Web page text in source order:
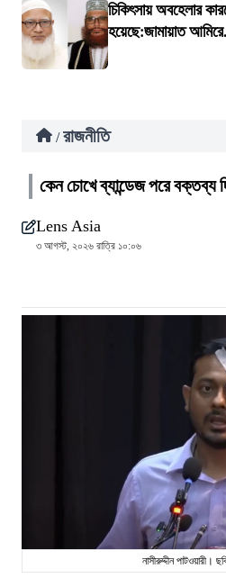
চিকিৎসায় অবহেলার
হয়েছে:জামায়াত
/ রাজনীতি
কেন চোখে ব্যান্ডেজ পরে বক্তব্য
Lens Asia
৩ আগস্ট, ২০২৬ রাত্রি ১০:০৬
নাসীরুদ্দীন পাটওয়ারী।